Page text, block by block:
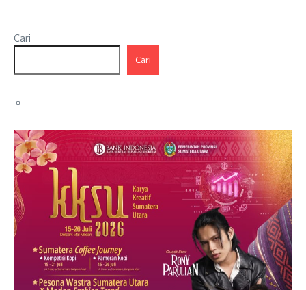
Cari
Cari